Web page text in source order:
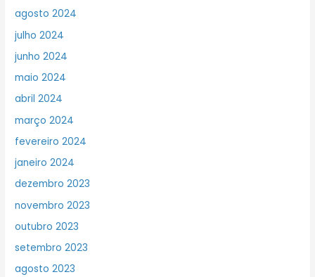
agosto 2024
julho 2024
junho 2024
maio 2024
abril 2024
março 2024
fevereiro 2024
janeiro 2024
dezembro 2023
novembro 2023
outubro 2023
setembro 2023
agosto 2023